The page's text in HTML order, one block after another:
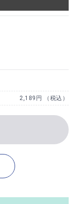
2,189円 （税込）